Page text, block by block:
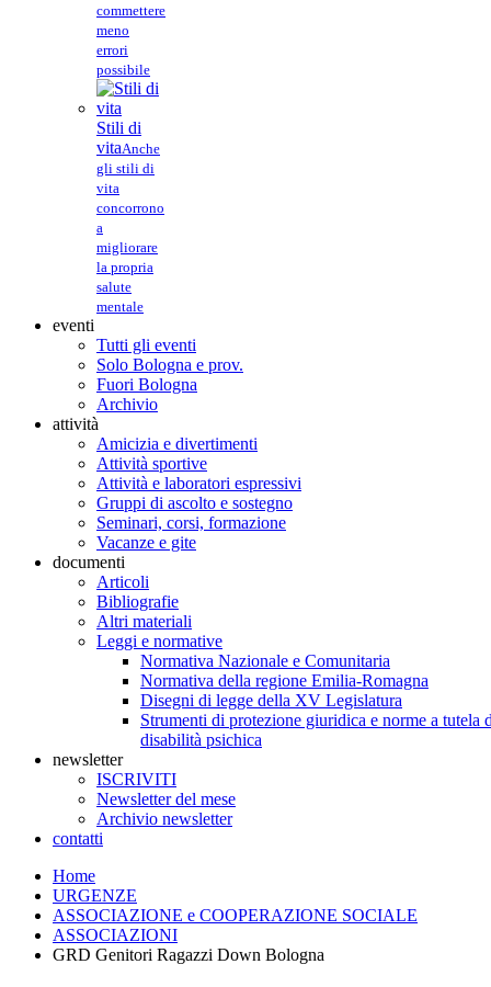
commettere
meno
errori
possibile
Stili di
vitaAnche
gli stili di
vita
concorrono
a
migliorare
la propria
salute
mentale
eventi
Tutti gli eventi
Solo Bologna e prov.
Fuori Bologna
Archivio
attività
Amicizia e divertimenti
Attività sportive
Attività e laboratori espressivi
Gruppi di ascolto e sostegno
Seminari, corsi, formazione
Vacanze e gite
documenti
Articoli
Bibliografie
Altri materiali
Leggi e normative
Normativa Nazionale e Comunitaria
Normativa della regione Emilia-Romagna
Disegni di legge della XV Legislatura
Strumenti di protezione giuridica e norme a tutela
disabilità psichica
newsletter
ISCRIVITI
Newsletter del mese
Archivio newsletter
contatti
Home
URGENZE
ASSOCIAZIONE e COOPERAZIONE SOCIALE
ASSOCIAZIONI
GRD Genitori Ragazzi Down Bologna